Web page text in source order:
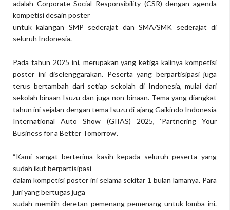
adalah Corporate Social Responsibility (CSR) dengan agenda
kompetisi desain poster
untuk kalangan SMP sederajat dan SMA/SMK sederajat di
seluruh Indonesia.
Pada tahun 2025 ini, merupakan yang ketiga kalinya kompetisi
poster ini diselenggarakan. Peserta yang berpartisipasi juga
terus bertambah dari setiap sekolah di Indonesia, mulai dari
sekolah binaan Isuzu dan juga non-binaan. Tema yang diangkat
tahun ini sejalan dengan tema Isuzu di ajang Gaikindo Indonesia
International Auto Show (GIIAS) 2025, ‘Partnering Your
Business for a Better Tomorrow’.
“Kami sangat berterima kasih kepada seluruh peserta yang
sudah ikut berpartisipasi
dalam kompetisi poster ini selama sekitar 1 bulan lamanya. Para
juri yang bertugas juga
sudah memilih deretan pemenang-pemenang untuk lomba ini.